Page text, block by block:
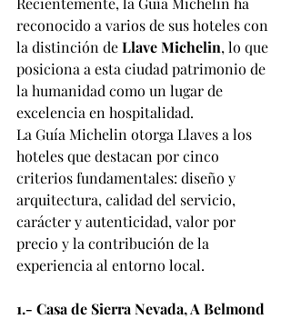
reconocido a varios de sus hoteles con
la distinción de Llave Michelin, lo que
posiciona a esta ciudad patrimonio de
la humanidad como un lugar de
excelencia en hospitalidad.
La Guía Michelin otorga Llaves a los
hoteles que destacan por cinco
criterios fundamentales: diseño y
arquitectura, calidad del servicio,
carácter y autenticidad, valor por
precio y la contribución de la
experiencia al entorno local.
1.- Casa de Sierra Nevada, A Belmond